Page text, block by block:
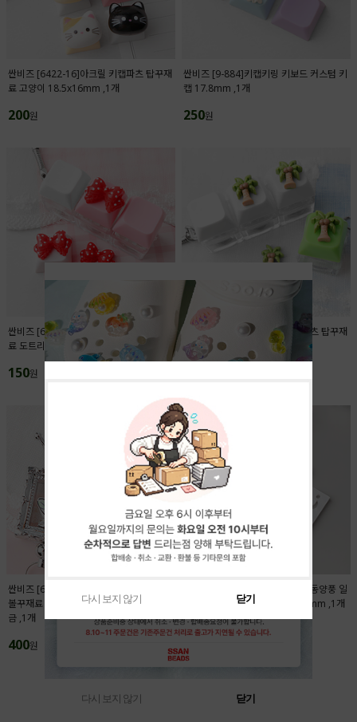
싼비즈 [6422-16]아크릴 키캡파츠 탑꾸재
료 고양이 18.5x16mm ,1개
200원
싼비즈 [9-884]키캡키링 키보드 커스텀 키
캡 17.8mm ,1개
250원
싼비즈 [6425-03]아크릴 키캡파츠 탑꾸재
료 도트리본 18x13.4mm ,1개
150원
싼비즈 [6422-14]아크릴 키캡파츠 탑꾸재
료 야자수 11.5x12.5mm ,1개
싼비즈 [6716-13]아크릴비즈 볼펜꾸미기
볼꾸재료 액자프레임 28x31.5mm 메탈도
금 ,1개
400원
싼비즈 [6709-12]아크릴펜던트 동양풍 일
본풍 탄자쿠 자개행운부적 7x30mm ,1개
200원
다시 보지 않기 닫기
다시 보지 않기 닫기